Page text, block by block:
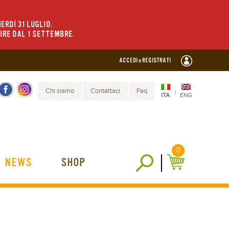
31 LUGLIO.
DAL 1 SETTEMBRE.
ACCEDI o REGISTRATI
ITA | ENG
Chi siamo Contattaci Faq
NEWS SHOP
0